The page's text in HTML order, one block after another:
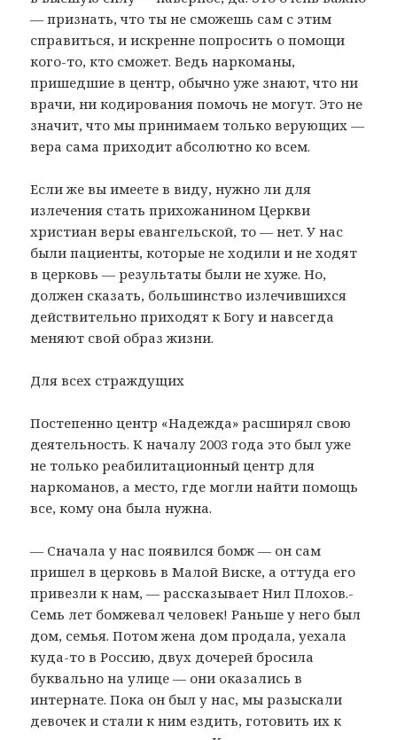
— признать, что ты не сможешь сам с этим
справиться, и искренне попросить о помощи
кого-то, кто сможет. Ведь наркоманы,
пришедшие в центр, обычно уже знают, что ни
врачи, ни кодирования помочь не могут. Это не
значит, что мы принимаем только верующих —
вера сама приходит абсолютно ко всем.
Если же вы имеете в виду, нужно ли для
излечения стать прихожанином Церкви
христиан веры евангельской, то — нет. У нас
были пациенты, которые не ходили и не ходят
в церковь — результаты были не хуже. Но,
должен сказать, большинство излечившихся
действительно приходят к Богу и навсегда
меняют свой образ жизни.
Для всех страждущих
Постепенно центр «Надежда» расширял свою
деятельность. К началу 2003 года это был уже
не только реабилитационный центр для
наркоманов, а место, где могли найти помощь
все, кому она была нужна.
— Сначала у нас появился бомж — он сам
пришел в церковь в Малой Виске, а оттуда его
привезли к нам, — рассказывает Нил Плохов.-
Семь лет бомжевал человек! Раньше у него был
дом, семья. Потом жена дом продала, уехала
куда-то в Россию, двух дочерей бросила
буквально на улице — они оказались в
интернате. Пока он был у нас, мы разыскали
девочек и стали к ним ездить, готовить их к